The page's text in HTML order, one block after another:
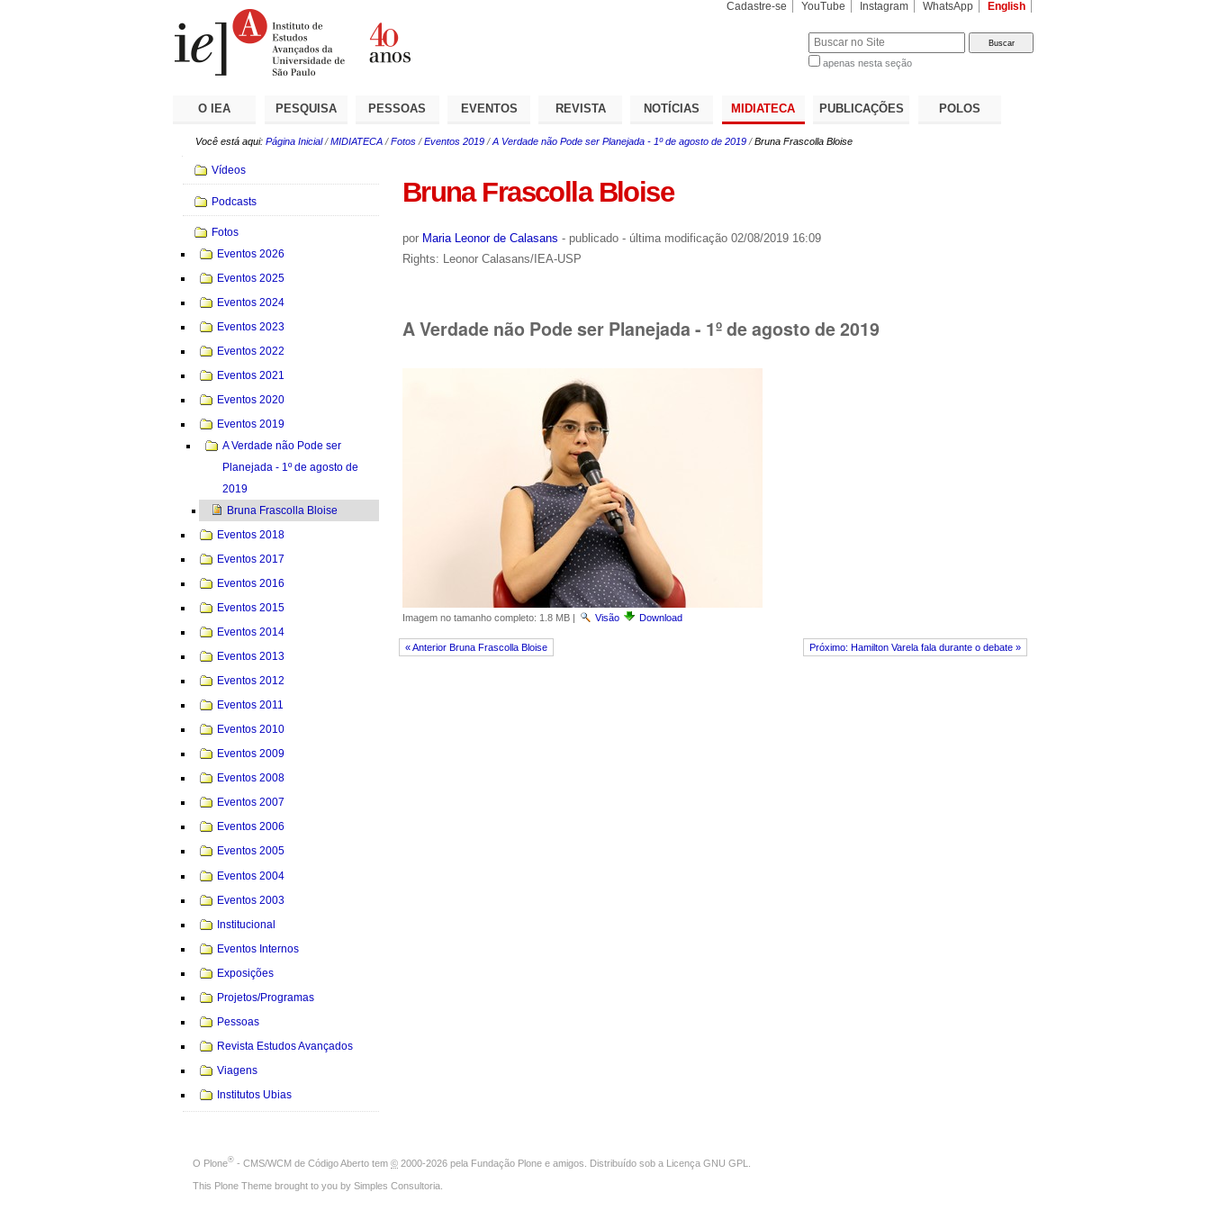
Cadastre-se YouTube Instagram WhatsApp English
apenas nesta seção
O IEA PESQUISA PESSOAS EVENTOS REVISTA NOTÍCIAS MIDIATECA PUBLICAÇÕES POLOS
Você está aqui: Página Inicial /MIDIATECA /Fotos /Eventos 2019 /A Verdade não Pode ser Planejada - 1º de agosto de 2019 /Bruna Frascolla Bloise
Bruna Frascolla Bloise
por Maria Leonor de Calasans - publicado - última modificação02/08/2019 16:09
Rights: Leonor Calasans/IEA-USP
A Verdade não Pode ser Planejada - 1º de agosto de 2019
Imagem no tamanho completo: 1.8 MB| Visão Download
« Anterior Bruna Frascolla Bloise Próximo: Hamilton Varela fala durante o debate »
Navegação
Vídeos
Podcasts
Fotos
Eventos 2026
Eventos 2025
Eventos 2024
Eventos 2023
Eventos 2022
Eventos 2021
Eventos 2020
Eventos 2019
A Verdade não Pode ser
Planejada - 1º de agosto de
2019
Bruna Frascolla Bloise
Eventos 2018
Eventos 2017
Eventos 2016
Eventos 2015
Eventos 2014
Eventos 2013
Eventos 2012
Eventos 2011
Eventos 2010
Eventos 2009
Eventos 2008
Eventos 2007
Eventos 2006
Eventos 2005
Eventos 2004
Eventos 2003
Institucional
Eventos Internos
Exposições
Projetos/Programas
Pessoas
Revista Estudos Avançados
Viagens
Institutos Ubias
O Plone® - CMS/WCM de Código Aberto tem © 2000-2026 pela Fundação Plone e amigos. Distribuído sob a Licença GNU GPL
This Plone Theme brought to you by Simples Consultoria